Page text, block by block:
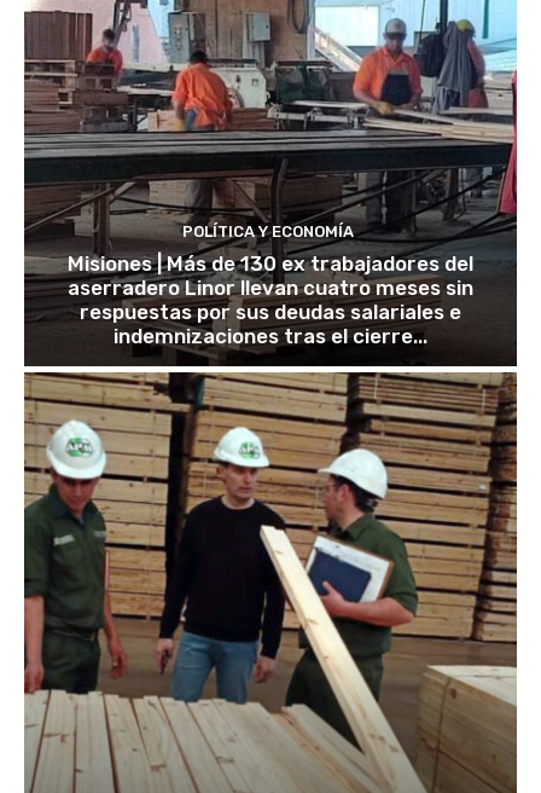
POLÍTICA Y ECONOMÍA
Misiones | Más de 130 ex trabajadores del
aserradero Linor llevan cuatro meses sin
respuestas por sus deudas salariales e
indemnizaciones tras el cierre...